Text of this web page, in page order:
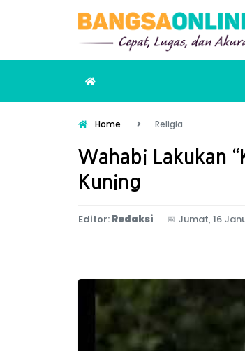
Home Religia
Wahabi Lakukan
Kuning
Editor: Redaksi 📅 Jumat, 16